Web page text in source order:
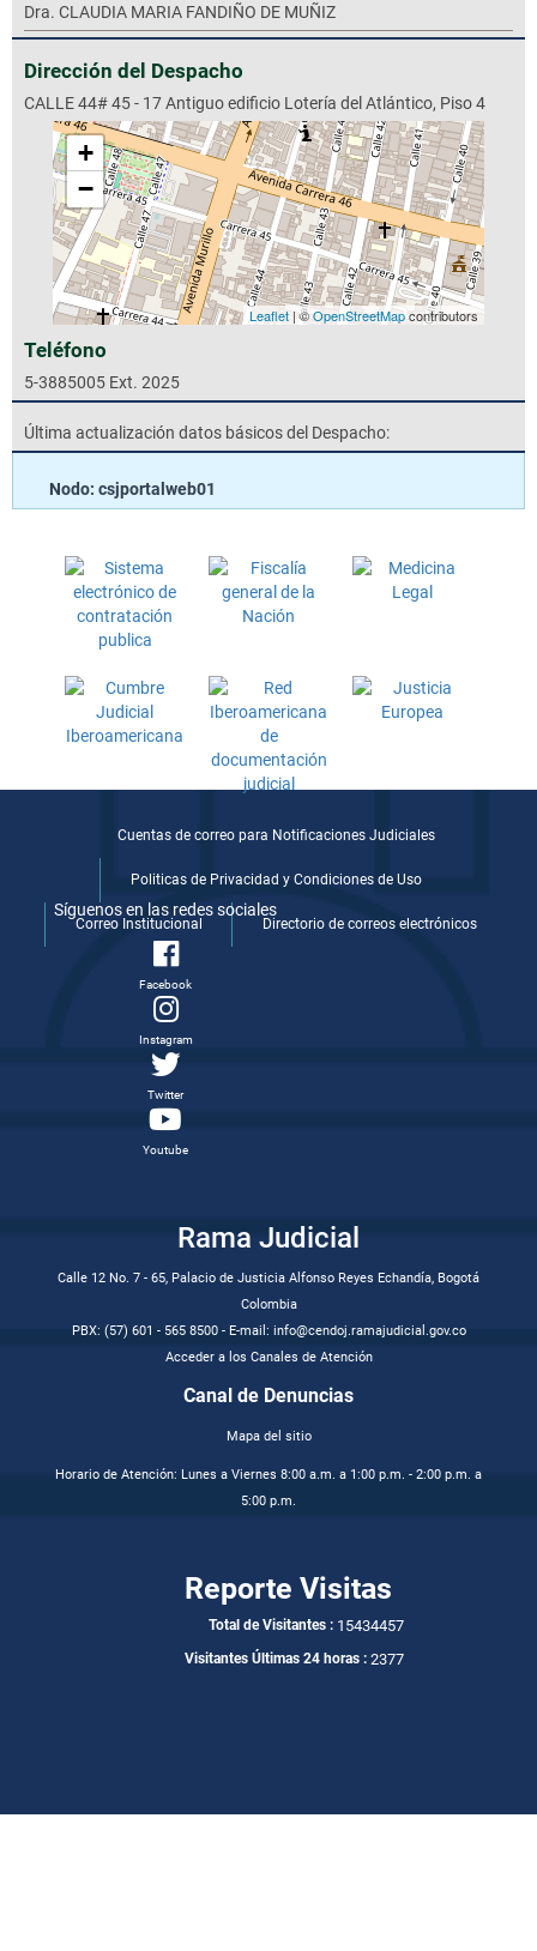
Dra. CLAUDIA MARIA FANDIÑO DE MUÑIZ
Dirección del Despacho
CALLE 44# 45 - 17 Antiguo edificio Lotería del Atlántico, Piso 4
+
−
Leaflet| ©OpenStreetMapcontributors
Teléfono
5-3885005 Ext. 2025
Última actualización datos básicos del Despacho:
Nodo: csjportalweb01
Cuentas de correo para Notificaciones Judiciales
Politicas de Privacidad y Condiciones de Uso
Correo Institucional Directorio de correos electrónicos
Síguenos en las redes sociales
Facebook
Instagram
Twitter
Youtube
Rama Judicial
Calle 12 No. 7 - 65, Palacio de Justicia Alfonso Reyes Echandía, Bogotá
Colombia
PBX: (57) 601 - 565 8500 - E-mail: info@cendoj.ramajudicial.gov.co
Acceder a los Canales de Atención
Canal de Denuncias
Mapa del sitio
Horario de Atención: Lunes a Viernes 8:00 a.m. a 1:00 p.m. - 2:00 p.m. a
5:00 p.m.
Reporte Visitas
Total de Visitantes : 15434457
Visitantes Últimas 24 horas : 2377